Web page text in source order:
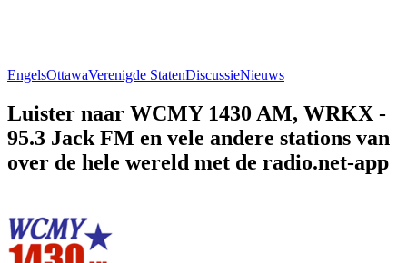
EngelsOttawaVerenigde StatenDiscussieNieuws
Luister naar WCMY 1430 AM, WRKX -
95.3 Jack FM en vele andere stations van
over de hele wereld met de radio.net-app